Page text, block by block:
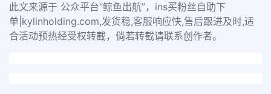
此文来源于 公众平台“鲸鱼出航”，ins买粉丝自助下
单|kylinholding.com,发货稳,客服响应快,售后跟进及时,适
合活动预热经受权转截，倘若转截请联系创作者。